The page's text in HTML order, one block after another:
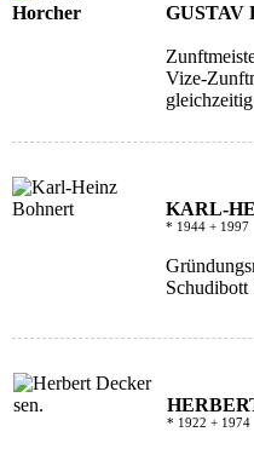
GUSTAV
Vize-
KARL-
* 1944 + 1997
Schudibott
* 1922 + 1974